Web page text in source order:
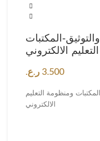
المكتبات
الالكتروني
3.500 ر.ع.
ومنظومة التعليم
الالكتروني